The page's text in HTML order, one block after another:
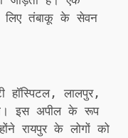
लिए तंबाकू के सेवन
हॉस्पिटल, लालपुर,
इस अपील के रूप
रायपुर के लोगों को